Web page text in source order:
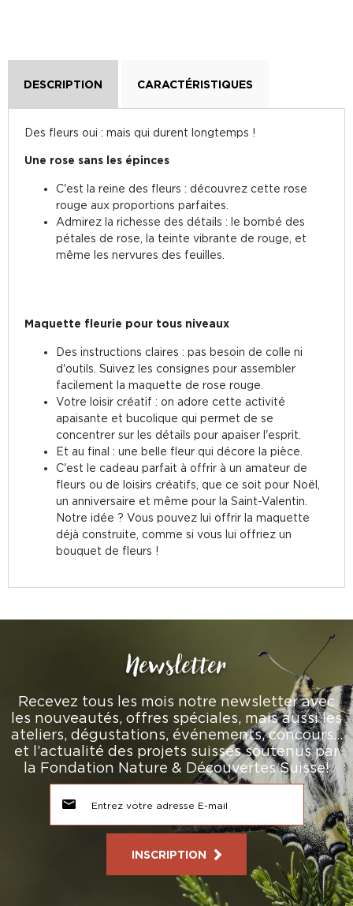
DESCRIPTION CARACTÉRISTIQUES
Des fleurs oui : mais qui durent longtemps !
Une rose sans les épinces
C'est la reine des fleurs : découvrez cette rose
rouge aux proportions parfaites.
Admirez la richesse des détails : le bombé des
pétales de rose, la teinte vibrante de rouge, et
même les nervures des feuilles.
Maquette fleurie pour tous niveaux
Des instructions claires : pas besoin de colle ni
d'outils. Suivez les consignes pour assembler
facilement la maquette de rose rouge.
Votre loisir créatif : on adore cette activité
apaisante et bucolique qui permet de se
concentrer sur les détails pour apaiser l'esprit.
Et au final : une belle fleur qui décore la pièce.
C'est le cadeau parfait à offrir à un amateur de
fleurs ou de loisirs créatifs, que ce soit pour Noël,
un anniversaire et même pour la Saint-Valentin.
Notre idée ? Vous pouvez lui offrir la maquette
déjà construite, comme si vous lui offriez un
bouquet de fleurs !
Newsletter
Recevez tous les mois notre newsletter avec
les nouveautés, offres spéciales, mais aussi les
ateliers, dégustations, événements, concours…
et l’actualité des projets suisses soutenus par
la Fondation Nature & Découvertes Suisse!
INSCRIPTION